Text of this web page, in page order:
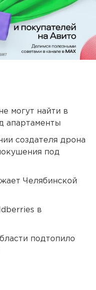
могут найти в
апартаменты
создателя дрона
под
Челябинской
в
подтопило